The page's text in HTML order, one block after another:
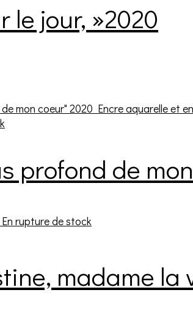
le jour, »2020
profond de
En rupture de stock
madame la